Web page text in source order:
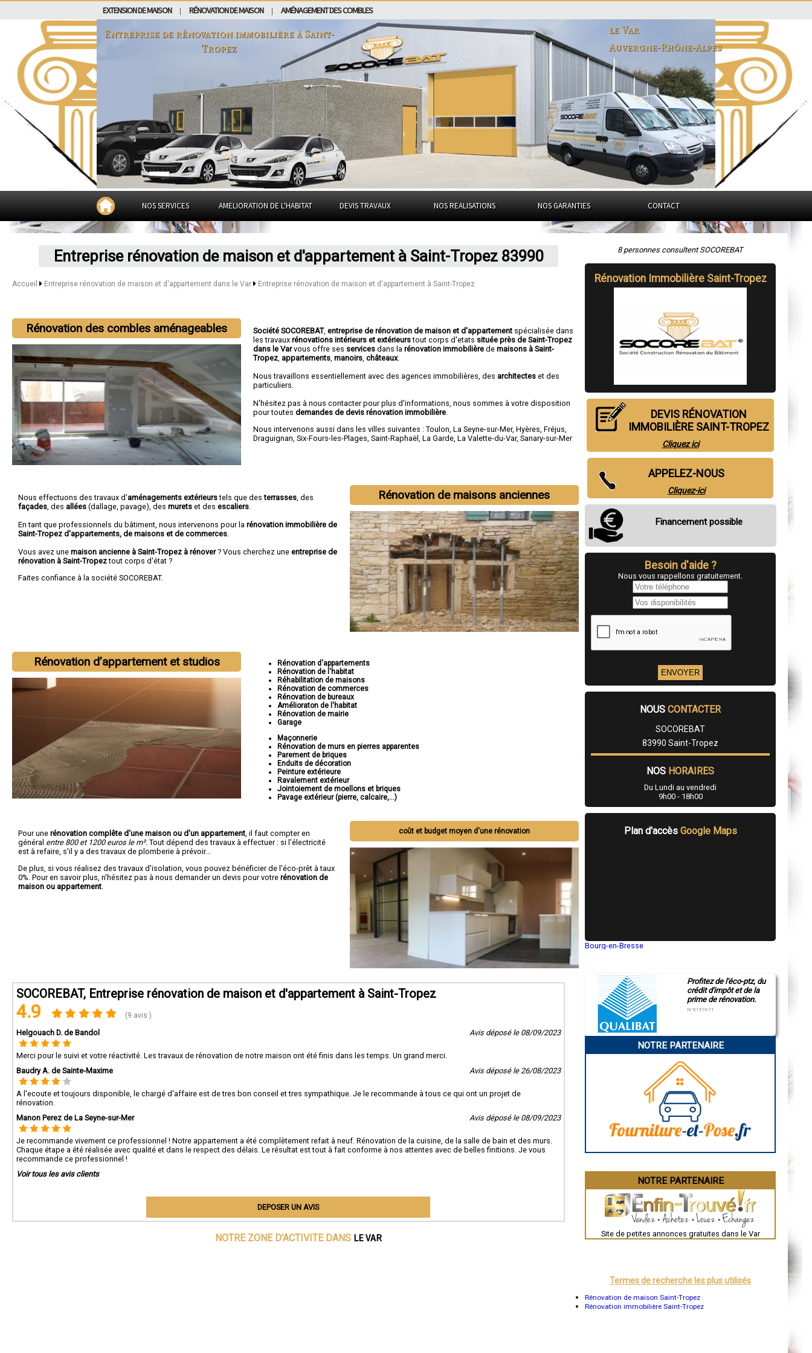
EXTENSION DE MAISON RÉNOVATION DE MAISON AMÉNAGEMENT DES COMBLES
Entreprise de rénovation immobilière àSaint-
Tropez
le Var
Auvergne-Rhône-Alpes
NOS SERVICES AMELIORATION DE L'HABITAT DEVIS TRAVAUX NOS REALISATIONS NOS GARANTIES CONTACT
Entreprise rénovation de maison et d'appartement à Saint-Tropez 83990
Accueil Entreprise rénovation de maison et d'appartement dans le Var Entreprise rénovation de maison et d'appartement à Saint-Tropez
Rénovation des combles aménageables Société SOCOREBAT,entreprise de rénovation de maison et d'appartement spécialisée dans
les travauxrénovations intérieurs et extérieurstout corps d'etats située près de Saint-Tropez
dans le Varvous offre ses services dans larénovation immobilière demaisons à Saint-
Tropez appartements ,manoirs ,châteaux.
Nous travaillons essentiellement avec des agences immobilières, des architectes et des
particuliers.
N'hésitez pas à nous contacter pour plus d'informations, nous sommes à votre disposition
pour toutesdemandes de devis rénovation immobilière
Nous intervenons aussi dans les villes suivantes :Toulon ,La Seyne-sur-Mer,Hyères ,Fréjus
Draguignan ,Six-Fours-les-Plages ,Saint-Raphaël ,La Garde ,La Valette-du-Var,Sanary-sur-Mer
Rénovation de maisons anciennes
Nous effectuons des travaux d'aménagements extérieurstels que desterrasses , des
façades , des allées (dallage, pavage), des murets et des escaliers
En tant que professionnels du bâtiment, nous intervenons pour la rénovation immobilière de
Saint-Tropez d'appartements, de maisons et de commerces
Vous avez une maison ancienne à Saint-Tropez à rénover? Vous cherchez une entreprise de
rénovation à Saint-Tropeztout corps d'état ?
Faites confiance à la société SOCOREBAT.
Rénovation d’appartement et studios
Rénovation d'appartements
Rénovation de l'habitat
Réhabilitation de maisons
Rénovation de commerces
Rénovation de bureaux
Amélioraton de l'habitat
Rénovation de mairie
Garage
Maçonnerie
Rénovation de murs en pierres apparentes
Parement de briques
Enduits de décoration
Peinture extérieure
Ravalement extérieur
Jointoiement de moellons et briques
Pavage extérieur (pierre, calcaire,...)
coût et budget moyen d'une rénovation
Pour une rénovation complête d'une maison ou d'un appartement , il faut compter en
général entre 800 et 1200 euros le m². Tout dépend des travaux à effectuer : si l'électricité
est à refaire, s'il y a des travaux de plomberie à prévoir...
De plus, si vous réalisez des travaux d'isolation, vous pouvez bénéficier de l'éco-prêt à taux
0%. Pour en savoir plus, n'hésitez pas à nous demander un devis pour votre rénovation de
maison ou appartement
SOCOREBAT, Entreprise rénovation de maison et d'appartement à Saint-Tropez
4.9 (9 avis )
Helgouach D. de Bandol Avis déposé le 08/09/2023
Merci pour le suivi et votre réactivité. Les travaux de rénovation de notre maison ont été finis dans les temps. Un grand merci.
Baudry A. de Sainte-Maxime
Avis déposé le 26/08/2023
A l'ecoute et toujours disponible, le chargé d'affaire est de tres bon conseil et tres sympathique. Je le recommande à tous ce qui ont un projet de
rénovation.
Manon Perez de La Seyne-sur-Mer
Avis déposé le 08/09/2023
Je recommande vivement ce professionnel ! Notre appartement a été complètement refait à neuf. Rénovation de la cuisine, de la salle de bain et des murs.
Chaque étape a été réalisée avec qualité et dans le respect des délais. Le résultat est tout à fait conforme à nos attentes avec de belles finitions. Je vous
recommande ce professionnel !
Voir tous les avis clients
DEPOSER UN AVIS
NOTRE ZONE D'ACTIVITE DANS LE VAR
8 personnes consultent SOCOREBAT
Rénovation Immobilière Saint-Tropez
DEVIS RÉNOVATION
IMMOBILIÈRE SAINT-TROPEZ
Cliquez ici
APPELEZ-NOUS
Cliquez-ici
Financement possible
Besoin d'aide ?
Nous vous rappellons gratuitement.
NOUS CONTACTER
SOCOREBAT
83990 Saint-Tropez
NOS HORAIRES
Du Lundi au vendredi
9h00 - 18h00
Plan d'accès Google Maps
Bourg-en-Bresse
Gap
Nice
Annonay
Charleville-Mézières
Troyes
Narbonne
Marseille
Saint-Brieuc
Besançon
Évreux
Brest
Nîmes
Toulouse
Montpellier
Blois
Saint-Étienne
Profitez de l'éco-ptz, du
crédit d'impôt et de la
prime de rénovation.
N°E157671
NOTRE PARTENAIRE
NOTRE PARTENAIRE
Site de petites annonces gratuites dans le Var
Termes de recherche les plus utilisés
Rénovation de maison Saint-Tropez
Rénovation immobilière Saint-Tropez